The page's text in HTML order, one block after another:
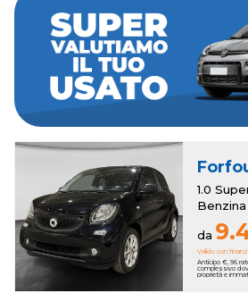
Hai una permuta?
Romana Auto sottrae il suo valore al
della tua nuova auto, con una super
a 3250€. Hai un usato da rottamare?
dei bonus anche sull'usato che vale
1.0
Benzina
da
Valido con
Anticipo €. 96
complessivo
proprietà e